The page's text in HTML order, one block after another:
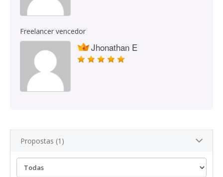
Freelancer vencedor
Jhonathan E
Propostas (1)